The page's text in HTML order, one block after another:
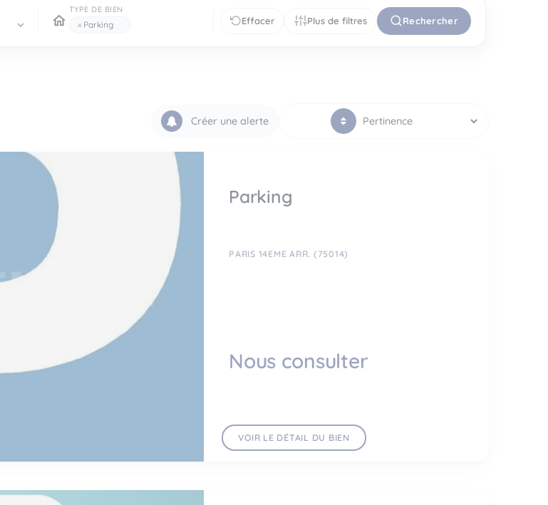
TYPE DE BIEN
× Parking Effacer Plus de filtres Rechercher
Créer une alerte
Parking
PARIS 14EME ARR. (75014)
Nous consulter
VOIR LE DÉTAIL DU BIEN